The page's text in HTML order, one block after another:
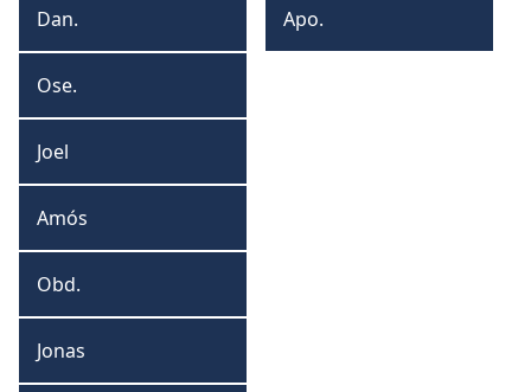
Daniel
Dan.
Oseias
Ose.
Joel
Joel
Amós
Amós
Obadias
Obd.
Jonas
Jonas
Apocalipse
Apo.